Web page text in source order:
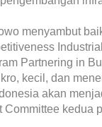
menyambut
Partnering in
kecil, dan
akan
Committee kedua